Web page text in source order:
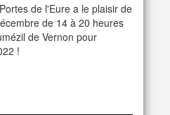
de l'Eure a le plaisir de
de 14 à 20 heures
de Vernon pour
!